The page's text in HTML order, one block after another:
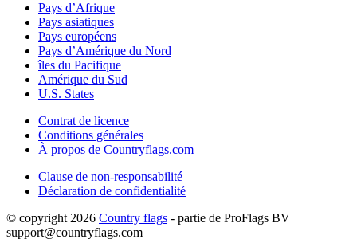
Pays d’Afrique
Pays asiatiques
Pays européens
Pays d’Amérique du Nord
îles du Pacifique
Amérique du Sud
U.S. States
Contrat de licence
Conditions générales
À propos de Countryflags.com
Clause de non-responsabilité
Déclaration de confidentialité
© copyright 2026 Country flags - partie de ProFlags BV
support@countryflags.com